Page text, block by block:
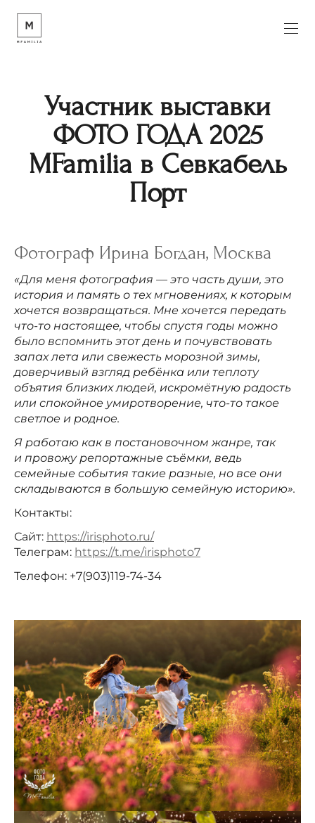
Участник выставки
ФОТО ГОДА 2025
MFamilia в Севкабель
Порт
Фотограф Ирина Богдан, Москва
«Для меня фотография — это часть души, это
история и память о тех мгновениях, к которым
хочется возвращаться. Мне хочется передать
что-то настоящее, чтобы спустя годы можно
было вспомнить этот день и почувствовать
запах лета или свежесть морозной зимы,
доверчивый взгляд ребёнка или теплоту
объятия близких людей, искромётную радость
или спокойное умиротворение, что-то такое
светлое и родное.
Я работаю как в постановочном жанре, так
и провожу репортажные съёмки, ведь
семейные события такие разные, но все они
складываются в большую семейную историю».
Контакты:
Сайт: https://irisphoto.ru/
Телеграм: https://t.me/irisphoto7
Телефон: +7(903)119-74-34